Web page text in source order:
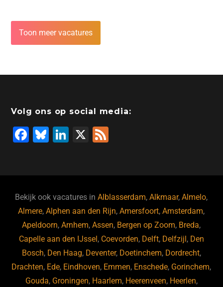
Toon meer vacatures
Volg ons op social media:
F
b
o
o
k
Bl
ky
Li
dI
n
X
Bekijk ook vacatures inAlblasserdam,Alkmaar,Almelo,
Almere,Alphen aan den Rijn,Amersfoort,Amsterdam,
Apeldoorn,Arnhem,Assen, Bergen op Zoom, Breda,
Capelle aan den IJssel , Coevorden, Delft, Delfzijl , Den
Bosch, Den Haag, Deventer, Doetinchem, Dordrecht,
Drachten, Ede, Eindhoven, Emmen, Enschede, Gorinchem,
Gouda, Groningen, Haarlem, Heerenveen, Heerlen,